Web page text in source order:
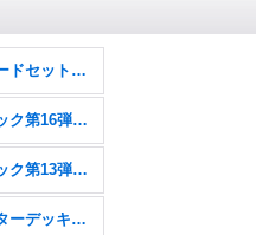
プレミアムカードセット「プリンセスコネクト！Re:Dive」
ブースターパック第16弾「新たなる創世」
ブースターパック第13弾「暗黒降誕」
コラボスターターデッキ「聖域の騎士団」「黙示録の炎」